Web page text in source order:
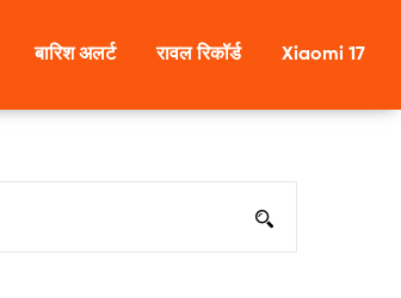
बारिश अलर्ट रावल रिकॉर्ड Xiaomi 17